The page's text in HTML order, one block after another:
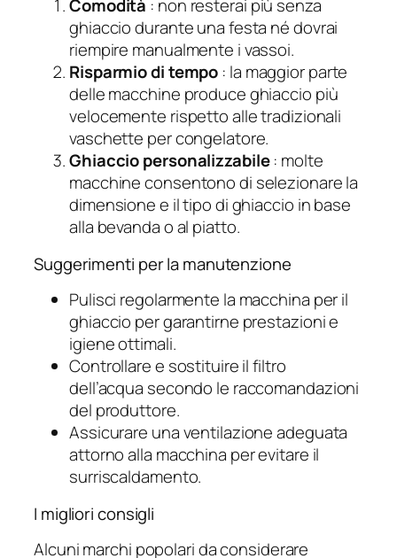
Comodità : non resterai più senza
ghiaccio durante una festa né dovrai
riempire manualmente i vassoi.
Risparmio di tempo : la maggior parte
delle macchine produce ghiaccio più
velocemente rispetto alle tradizionali
vaschette per congelatore.
Ghiaccio personalizzabile: molte
macchine consentono di selezionare la
dimensione e il tipo di ghiaccio in base
alla bevanda o al piatto.
Suggerimenti per la manutenzione
Pulisci regolarmente la macchina per il
ghiaccio per garantirne prestazioni e
igiene ottimali.
Controllare e sostituire il filtro
dell’acqua secondo le raccomandazioni
del produttore.
Assicurare una ventilazione adeguata
attorno alla macchina per evitare il
surriscaldamento.
I migliori consigli
Alcuni marchi popolari da considerare